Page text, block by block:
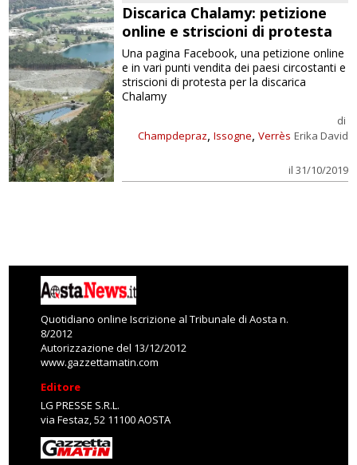
Discarica Chalamy: petizione
online e striscioni di protesta
Champdepraz, Issogne, Verrès
di
Erika David
il 31/10/2019
Una pagina Facebook, una petizione online
e in vari punti vendita dei paesi circostanti e
striscioni di protesta per la discarica
Chalamy
Quotidiano online Iscrizione al Tribunale di Aosta n.
8/2012
Autorizzazione del 13/12/2012
www.gazzettamatin.com
Editore
LG PRESSE S.R.L.
via Festaz, 52 11100 AOSTA